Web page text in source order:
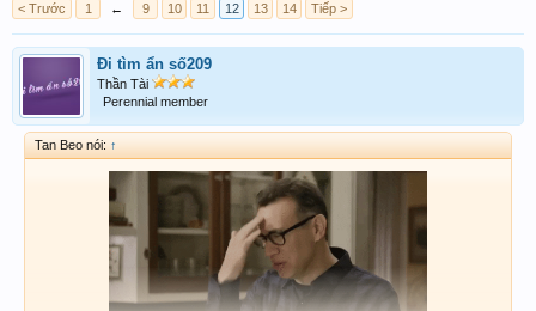
< Trước 1 ← 9 10 11 12 13 14 Tiếp >
Đi tìm ẩn số209
Thần Tài
Perennial member
Tan Beo nói: ↑